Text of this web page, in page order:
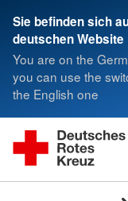
Sie befinden sich
deutschen Website
You are on the
you can use the
the English one